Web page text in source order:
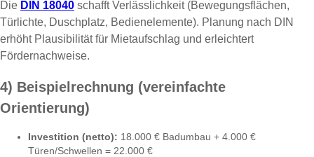
Die DIN 18040 schafft Verlässlichkeit (Bewegungsflächen,
Türlichte, Duschplatz, Bedienelemente). Planung nach DIN
erhöht Plausibilität für Mietaufschlag und erleichtert
Fördernachweise.
4) Beispielrechnung (vereinfachte
Orientierung)
Investition (netto): 18.000 € Badumbau + 4.000 €
Türen/Schwellen = 22.000 €